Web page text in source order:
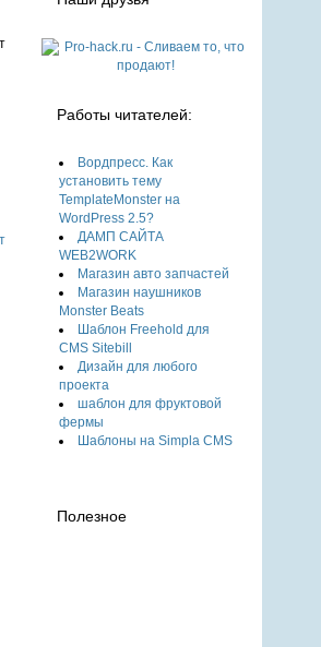
Работы читателей:
Вордпресс. Как
установить тему
TemplateMonster на
WordPress 2.5?
ДАМП САЙТА
WEB2WORK
Магазин авто запчастей
Магазин наушников
Monster Beats
Шаблон Freehold для
CMS Sitebill
Дизайн для любого
проекта
шаблон для фруктовой
фермы
Шаблоны на Simpla CMS
Полезное